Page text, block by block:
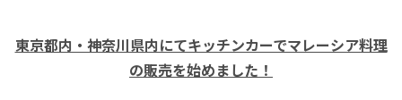
東京都内・神奈川県内にてキッチンカーでマレーシア料理
の販売を始めました！